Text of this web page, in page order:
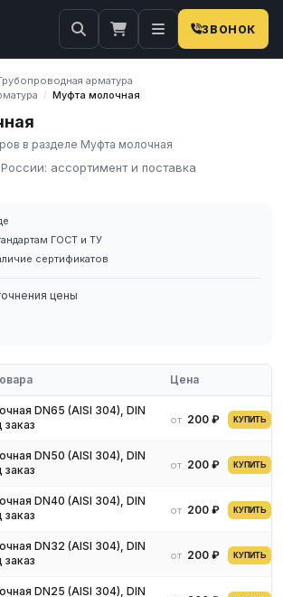
ЗВОНОК
арматура
/ Муфта молочная
в разделе Муфта молочная
ассортимент и поставка
предлагает Муфта молочная в России. Мы
по всей России.
широкий ассортимент Муфта
марок, размеров и типов. Все изделия
в России
сертификатов
цен и наличия на складе свяжитесь
Мы предложим оптимальные условия
ГОСТ и ТУ
сертификатов
цены
Цена
DN65 (AISI 304), DIN
заказ
от 200 ₽ КУПИТЬ
DN50 (AISI 304), DIN
заказ
от 200 ₽ КУПИТЬ
DN40 (AISI 304), DIN
заказ
от 200 ₽ КУПИТЬ
DN32 (AISI 304), DIN
заказ
от 200 ₽ КУПИТЬ
DN25 (AISI 304), DIN